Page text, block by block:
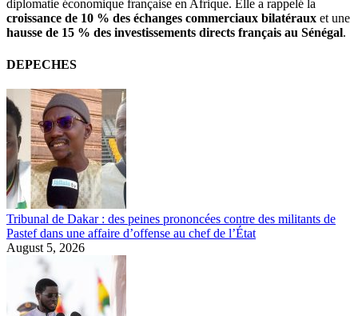
diplomatie économique française en Afrique. Elle a rappelé la
croissance de 10 % des échanges commerciaux bilatéraux et une
hausse de 15 % des investissements directs français au Sénégal.
DEPECHES
Tribunal de Dakar : des peines prononcées contre des militants de
Pastef dans une affaire d’offense au chef de l’État
August 5, 2026